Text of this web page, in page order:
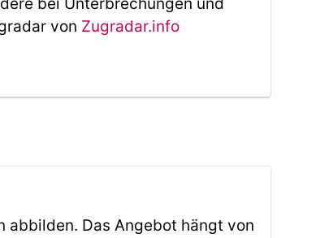
von Zugradar.info
abbilden. Das Angebot hängt von